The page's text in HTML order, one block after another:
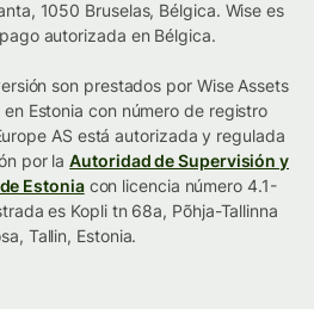
1050 Bruselas, Bélgica. Wise es
autorizada en Bélgica.
son prestados por Wise Assets
Estonia con número de registro
AS está autorizada y regulada
por laAutoridad de Supervisión y
Estoniacon licencia número 4.1-
es Kopli tn 68a, Põhja-Tallinna
Tallin, Estonia.